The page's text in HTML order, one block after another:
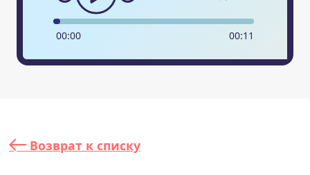
00:00 00:11
Возврат к списку